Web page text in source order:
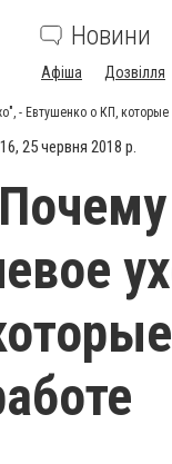
Новини
Афіша Дозвілля
- Евтушенко о КП,
25 червня 2018 р.